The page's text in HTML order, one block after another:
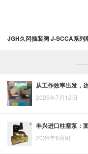
2026年7月12日
2026年6月9日